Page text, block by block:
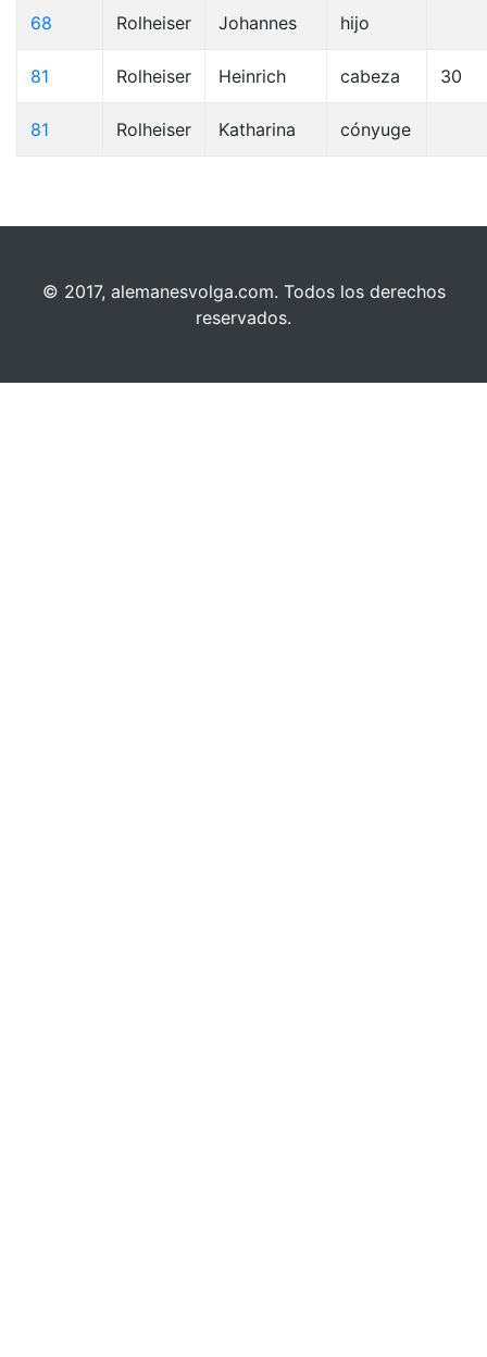
68 Rolheiser Johannes hijo
81 Rolheiser Heinrich cabeza 30
81 Rolheiser Katharina cónyuge
© 2017, alemanesvolga.com. Todos los derechos
reservados.